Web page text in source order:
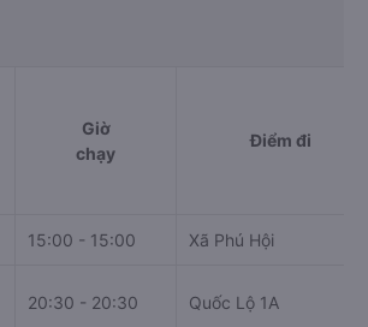
Giờ
chạy
Điểm đi
15:00 - 15:00 Xã Phú Hội
20:30 - 20:30 Quốc Lộ 1A